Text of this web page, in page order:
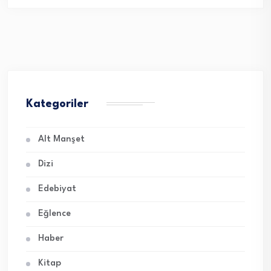
Kategoriler
Alt Manşet
Dizi
Edebiyat
Eğlence
Haber
Kitap